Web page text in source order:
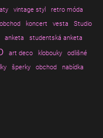
vintage styl
retro móda
koncert vesta
Studio
anketa
studentská anketa
art deco klobouky
odlišné
šperky obchod
nabídka